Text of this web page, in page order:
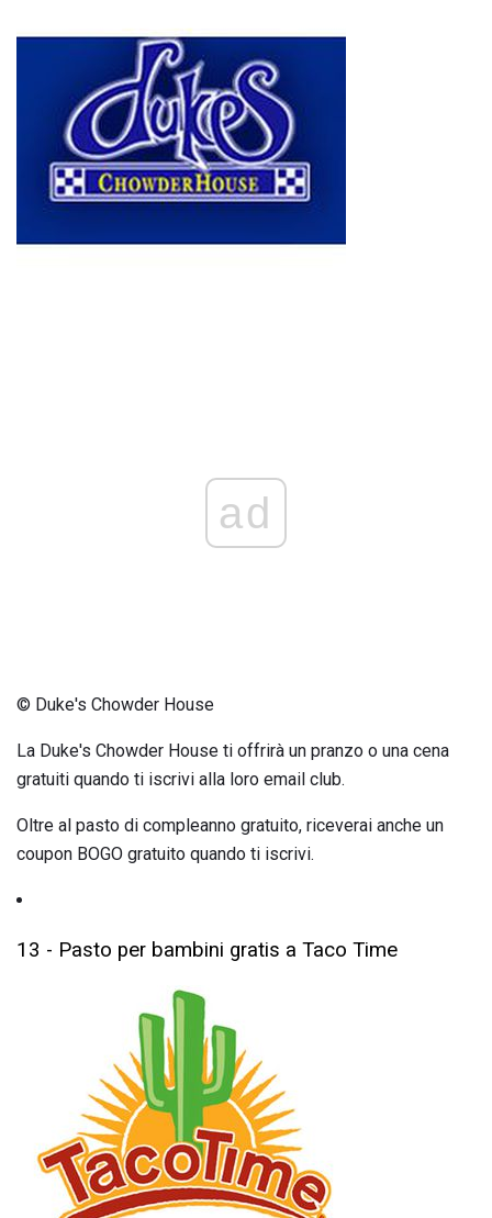
ad
© Duke's Chowder House
La Duke's Chowder House ti offrirà un pranzo o una cena
gratuiti quando ti iscrivi alla loro email club.
Oltre al pasto di compleanno gratuito, riceverai anche un
coupon BOGO gratuito quando ti iscrivi.
13 - Pasto per bambini gratis a Taco Time